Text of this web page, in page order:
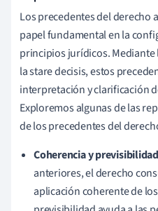
Los precedentes del derecho
papel fundamental en la
principios jurídicos.
la stare decisis, estos
interpretación y clarificación
Exploremos algunas de las
de los precedentes del
Coherencia y
anteriores, el derecho
aplicación coherente de